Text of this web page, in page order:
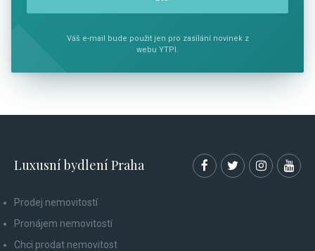
Váš e-mail bude použit jen pro zasílání novinek z
webu YTPI.
Luxusní bydlení Praha
Prodej nemovitostí
Pronájem nemovitostí
Chci prodat nemovitost